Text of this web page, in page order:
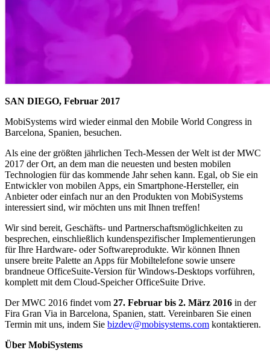
SAN DIEGO, Februar 2017
MobiSystems wird wieder einmal den Mobile World Congress in
Barcelona, Spanien, besuchen.
Als eine der größten jährlichen Tech-Messen der Welt ist der MWC
2017 der Ort, an dem man die neuesten und besten mobilen
Technologien für das kommende Jahr sehen kann. Egal, ob Sie ein
Entwickler von mobilen Apps, ein Smartphone-Hersteller, ein
Anbieter oder einfach nur an den Produkten von MobiSystems
interessiert sind, wir möchten uns mit Ihnen treffen!
Wir sind bereit, Geschäfts- und Partnerschaftsmöglichkeiten zu
besprechen, einschließlich kundenspezifischer Implementierungen
für Ihre Hardware- oder Softwareprodukte. Wir können Ihnen
unsere breite Palette an Apps für Mobiltelefone sowie unsere
brandneue OfficeSuite-Version für Windows-Desktops vorführen,
komplett mit dem Cloud-Speicher OfficeSuite Drive.
Der MWC 2016 findet vom 27. Februar bis 2. März 2016 in der
Fira Gran Via in Barcelona, Spanien, statt. Vereinbaren Sie einen
Termin mit uns, indem Sie bizdev@mobisystems.com kontaktieren.
Über MobiSystems